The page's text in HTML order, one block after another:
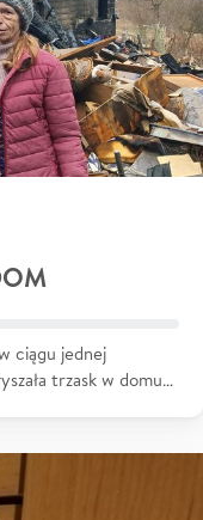
ciągu jednej
trzask w domu…